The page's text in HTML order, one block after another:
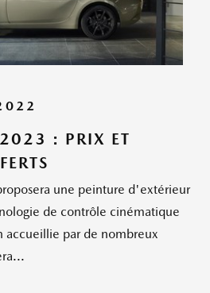
: PRIX ET
une peinture d'extérieur
de contrôle cinématique
accueillie par de nombreux